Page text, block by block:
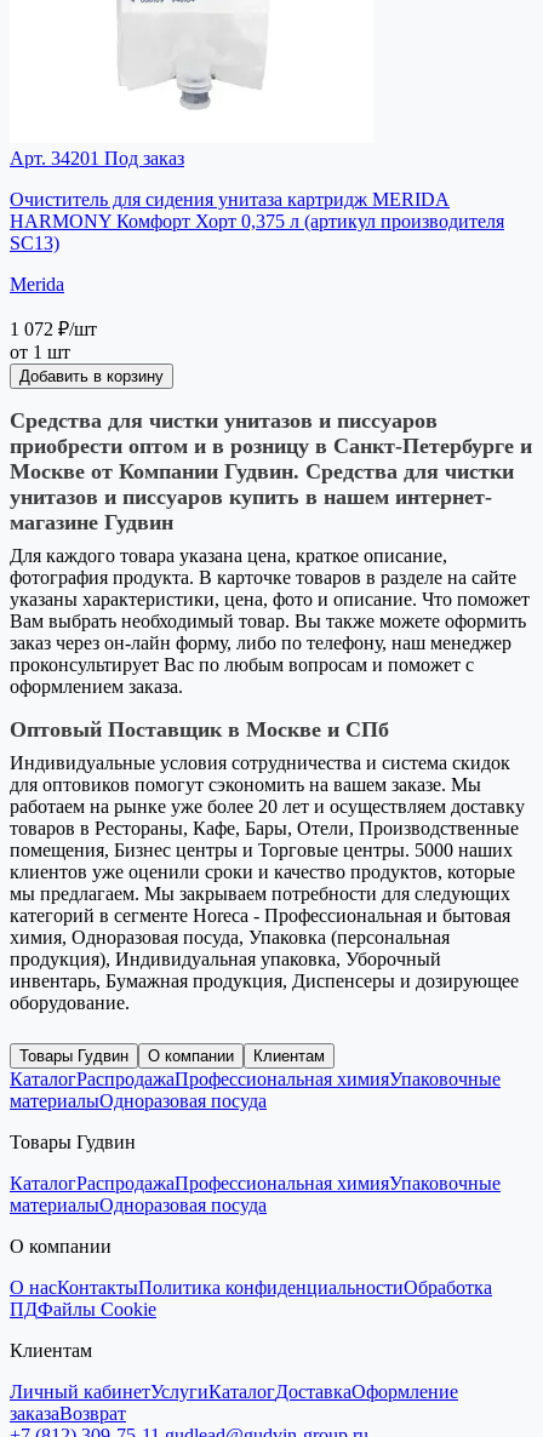
Арт. 34201 Под заказ
Очиститель для сидения унитаза картридж MERIDA
HARMONY Комфорт Хорт 0,375 л (артикул производителя
SC13)
Merida
1 072 ₽/шт
от 1 шт
Добавить в корзину
Средства для чистки унитазов и писсуаров
приобрести оптом и в розницу в Санкт-Петербурге и
Москве от Компании Гудвин. Средства для чистки
унитазов и писсуаров купить в нашем интернет-
магазине Гудвин
Для каждого товара указана цена, краткое описание,
фотография продукта. В карточке товаров в разделе на сайте
указаны характеристики, цена, фото и описание. Что поможет
Вам выбрать необходимый товар. Вы также можете оформить
заказ через он-лайн форму, либо по телефону, наш менеджер
проконсультирует Вас по любым вопросам и поможет с
оформлением заказа.
Оптовый Поставщик в Москве и СПб
Индивидуальные условия сотрудничества и система скидок
для оптовиков помогут сэкономить на вашем заказе. Мы
работаем на рынке уже более 20 лет и осуществляем доставку
товаров в Рестораны, Кафе, Бары, Отели, Производственные
помещения, Бизнес центры и Торговые центры. 5000 наших
клиентов уже оценили сроки и качество продуктов, которые
мы предлагаем. Мы закрываем потребности для следующих
категорий в сегменте Horeca - Профессиональная и бытовая
химия, Одноразовая посуда, Упаковка (персональная
продукция), Индивидуальная упаковка, Уборочный
инвентарь, Бумажная продукция, Диспенсеры и дозирующее
оборудование.
Товары Гудвин О компании Клиентам
КаталогРаспродажаПрофессиональная химияУпаковочные
материалыОдноразовая посуда
Товары Гудвин
КаталогРаспродажаПрофессиональная химияУпаковочные
материалыОдноразовая посуда
О компании
О насКонтактыПолитика конфиденциальностиОбработка
ПДФайлы Cookie
Клиентам
Личный кабинетУслугиКаталогДоставкаОформление
заказаВозврат